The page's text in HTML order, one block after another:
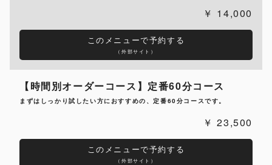
14,000
このメニューで予約する
（外部サイト）
【時間別オーダーコース】定番60分コース
まずはしっかり試したい方におすすめの、定番60分コースです。
23,500
このメニューで予約する
（外部サイト）